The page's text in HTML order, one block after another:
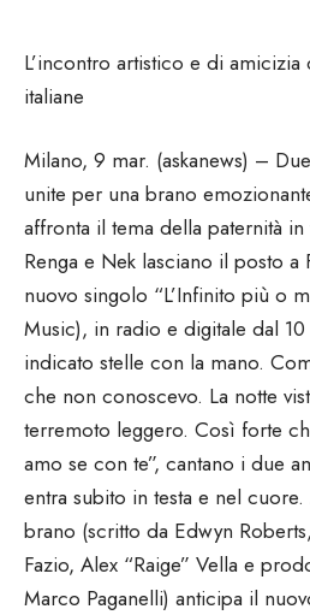
L’incontro artistico e di
italiane
Milano, 9 mar. (askanews) –
unite per una brano
affronta il tema della paternità in
Renga e Nek lasciano il posto
nuovo singolo “L’Infinito più o
Music), in radio e digitale dal
indicato stelle con la mano.
che non conoscevo. La notte
terremoto leggero. Così forte
amo se con te”, cantano i due
entra subito in testa e nel
brano (scritto da Edwyn
Fazio, Alex “Raige” Vella e
Marco Paganelli) anticipa il